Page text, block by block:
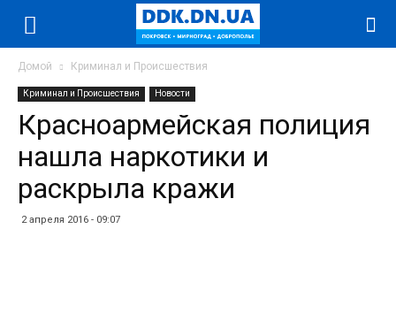
Домой Криминал и Происшествия
Криминал и Происшествия Новости
Красноармейская полиция
нашла наркотики и
раскрыла кражи
2 апреля 2016 - 09:07